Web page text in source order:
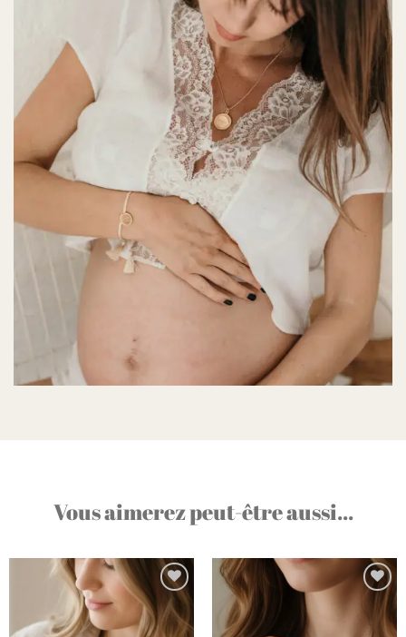
Vous aimerez peut-être aussi...
Ajouter
à la liste
d’envies
Ajouter
à la liste
d’envies